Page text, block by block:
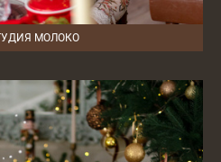
МОЛОКО